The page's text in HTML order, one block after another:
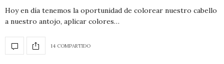
Hoy en día tenemos la oportunidad de colorear nuestro cabello
a nuestro antojo, aplicar colores…
14 COMPARTIDO